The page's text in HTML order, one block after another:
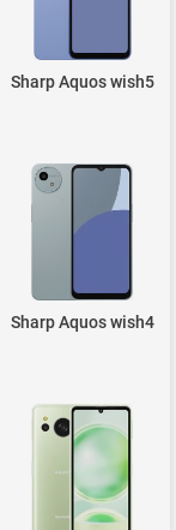
Sharp Aquos wish5
Sharp Aquos wish4